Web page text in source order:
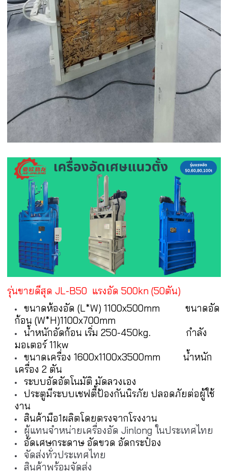
รุ่นขายดีสุด JL-B50 แรงอัด 500kn (50ตัน)
ขนาดห้องอัด (L*W) 1100x500mmขนาดอัด
ก้อน (W*H)1100x700mm
น้ำหนักอัดก้อน เริ่ม 250-450kg.กำลัง
มอเตอร์ 11kw
ขนาดเครื่อง 1600x1100x3500mmน้ำหนัก
เครื่อง 2 ตัน
ระบบอัดอัตโนมัติ มัดลวงเอง
ประตูมีระบบเชฟตี้ป้องกันนิรภัย ปลอดภัยต่อผู้ใช้
งาน
สินค้ามือ1ผลิตโดยตรงจากโรงงาน
ผู้แทนจำหน่ายเครื่องอัด Jinlong ในประเทศไทย
อัดเศษกระดาษ อัดขวด อัดกระป๋อง
จัดส่งทั่วประเทศไทย
สินค้าพร้อมจัดส่ง